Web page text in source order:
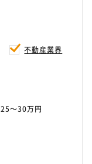
不動産業界
25〜30万円